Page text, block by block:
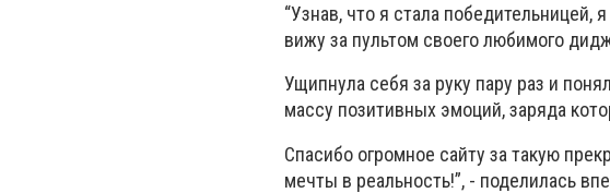
“Узнав, что я стала
вижу за пультом своего любимого
Ущипнула себя за руку пару раз и
массу позитивных эмоций, заряда
Спасибо огромное сайту за такую
мечты в реальность!”, - поделилась